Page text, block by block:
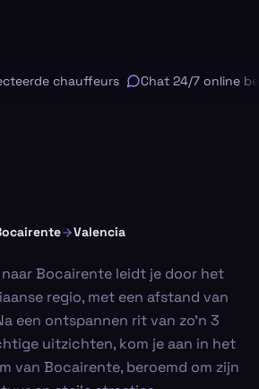
chauffeurs Chat 24/7 online
Valencia
Bocairente leidt je door het
regio, met een afstand van
een ontspannen rit van zo'n 3
uitzichten, kom je aan in het
van Bocairente, beroemd om zijn